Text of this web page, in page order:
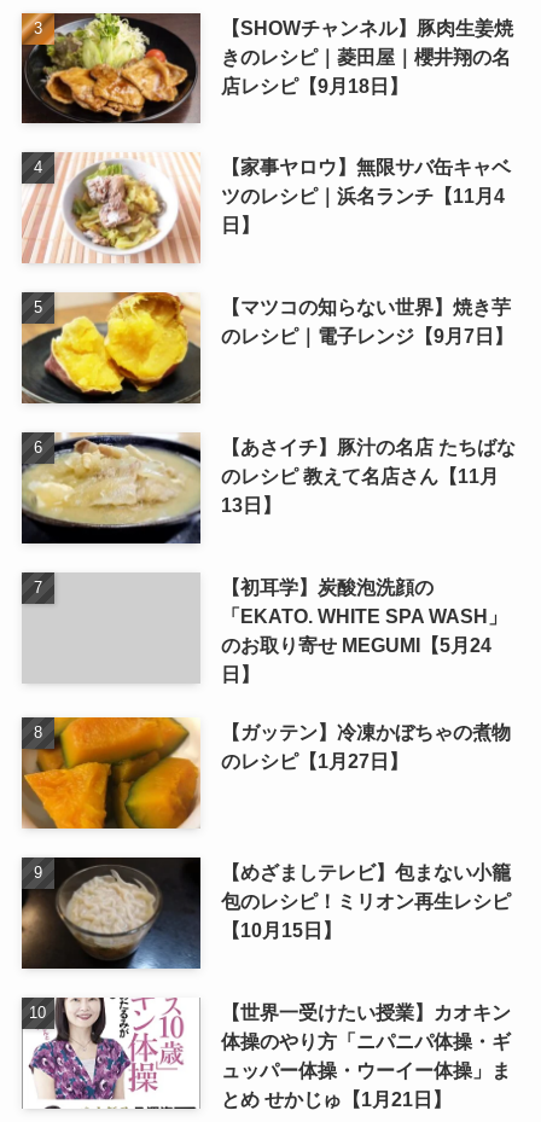
【SHOWチャンネル】豚肉生姜焼
きのレシピ｜菱田屋｜櫻井翔の名
店レシピ【9月18日】
【家事ヤロウ】無限サバ缶キャベ
ツのレシピ｜浜名ランチ【11月4
日】
【マツコの知らない世界】焼き芋
のレシピ｜電子レンジ【9月7日】
【あさイチ】豚汁の名店 たちばな
のレシピ 教えて名店さん【11月
13日】
【初耳学】炭酸泡洗顔の
「EKATO. WHITE SPA WASH」
のお取り寄せ MEGUMI【5月24
日】
【ガッテン】冷凍かぼちゃの煮物
のレシピ【1月27日】
【めざましテレビ】包まない小籠
包のレシピ！ミリオン再生レシピ
【10月15日】
【世界一受けたい授業】カオキン
体操のやり方「ニパニパ体操・ギ
ュッパー体操・ウーイー体操」ま
とめ せかじゅ【1月21日】